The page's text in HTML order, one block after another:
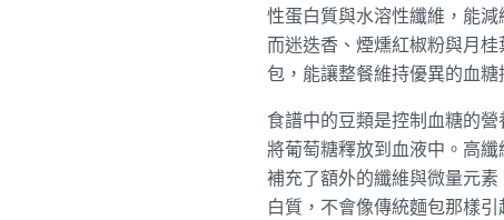
性蛋白質與水溶性纖維，能
而迷迭香、煙燻紅椒粉與月
包，能讓整餐維持優異的血糖
食譜中的豆類是控制血糖的
將葡萄糖釋放到血液中。高
補充了額外的纖維與微量元
白質，不會像傳統麵包那樣引